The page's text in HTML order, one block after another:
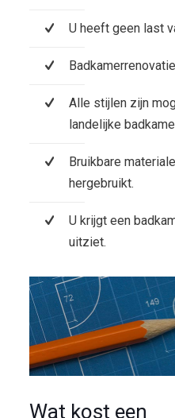
U heeft geen last
Alle stijlen zijn
landelijke
Bruikbare
hergebruikt.
U krijgt een
uitziet.
Wat kost een